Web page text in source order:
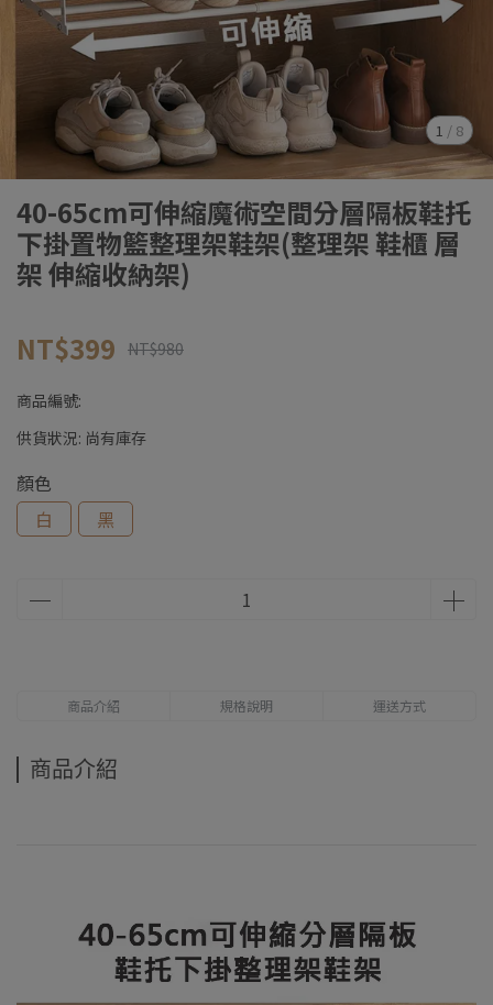
1 / 8
40-65cm可伸縮魔術空間分層隔板鞋托
下掛置物籃整理架鞋架(整理架 鞋櫃 層
架 伸縮收納架)
NT$399 NT$980
商品編號:
供貨狀況: 尚有庫存
顏色
白
黑
商品介紹 規格說明 運送方式
商品介紹